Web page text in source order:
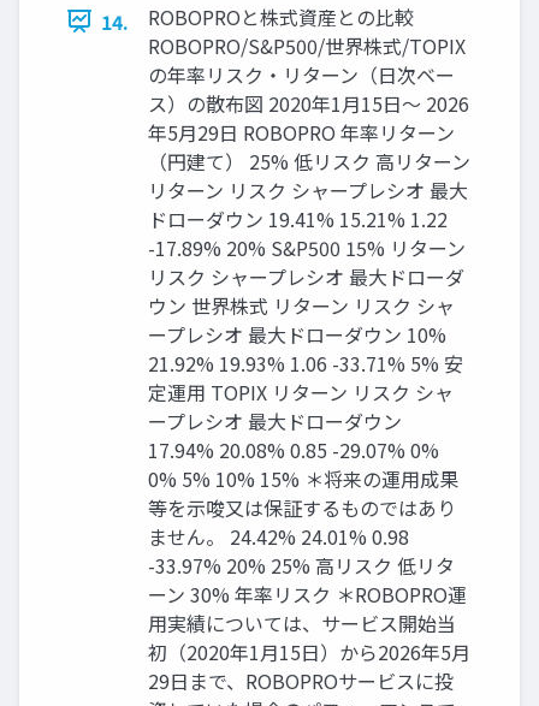
14.
ROBOPROと株式資産との比較
ROBOPRO/S&P500/世界株式/TOPIX
の年率リスク・リターン（日次ベー
ス）の散布図 2020年1月15日～ 2026
年5月29日 ROBOPRO 年率リターン
（円建て） 25% 低リスク 高リターン
リターン リスク シャープレシオ 最大
ドローダウン 19.41% 15.21% 1.22
-17.89% 20% S&P500 15% リターン
リスク シャープレシオ 最大ドローダ
ウン 世界株式 リターン リスク シャ
ープレシオ 最大ドローダウン 10%
21.92% 19.93% 1.06 -33.71% 5% 安
定運用 TOPIX リターン リスク シャ
ープレシオ 最大ドローダウン
17.94% 20.08% 0.85 -29.07% 0%
0% 5% 10% 15% ＊将来の運用成果
等を示唆又は保証するものではあり
ません。 24.42% 24.01% 0.98
-33.97% 20% 25% 高リスク 低リタ
ーン 30% 年率リスク ＊ROBOPRO運
用実績については、サービス開始当
初（2020年1月15日）から2026年5月
29日まで、ROBOPROサービスに投